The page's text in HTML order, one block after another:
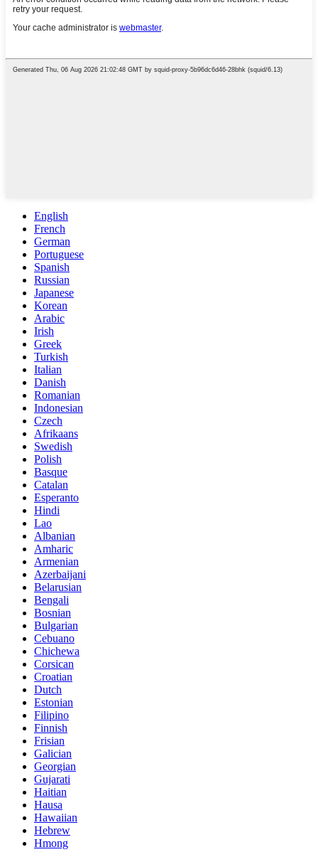
English
French
German
Portuguese
Spanish
Russian
Japanese
Korean
Arabic
Irish
Greek
Turkish
Italian
Danish
Romanian
Indonesian
Czech
Afrikaans
Swedish
Polish
Basque
Catalan
Esperanto
Hindi
Lao
Albanian
Amharic
Armenian
Azerbaijani
Belarusian
Bengali
Bosnian
Bulgarian
Cebuano
Chichewa
Corsican
Croatian
Dutch
Estonian
Filipino
Finnish
Frisian
Galician
Georgian
Gujarati
Haitian
Hausa
Hawaiian
Hebrew
Hmong